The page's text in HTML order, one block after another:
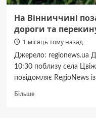
На Вінниччині
дороги та
1 місяць тому назад
Джерело: regionews.ua
10:30 поблизу села
повідомляє RegioNews
БільшеДокладніше